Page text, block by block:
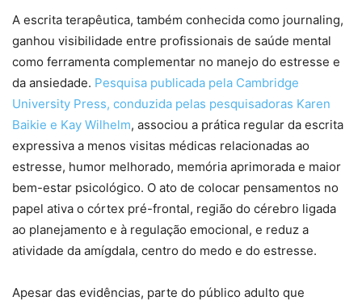
A escrita terapêutica, também conhecida como journaling,
ganhou visibilidade entre profissionais de saúde mental
como ferramenta complementar no manejo do estresse e
da ansiedade. Pesquisa publicada pela Cambridge
University Press, conduzida pelas pesquisadoras Karen
Baikie e Kay Wilhelm, associou a prática regular da escrita
expressiva a menos visitas médicas relacionadas ao
estresse, humor melhorado, memória aprimorada e maior
bem-estar psicológico. O ato de colocar pensamentos no
papel ativa o córtex pré-frontal, região do cérebro ligada
ao planejamento e à regulação emocional, e reduz a
atividade da amígdala, centro do medo e do estresse.
Apesar das evidências, parte do público adulto que